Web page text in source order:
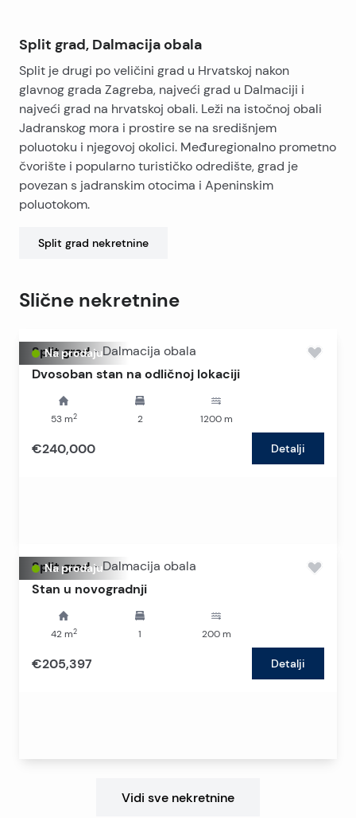
Split grad, Dalmacija obala
Split je drugi po veličini grad u Hrvatskoj nakon
glavnog grada Zagreba, najveći grad u Dalmaciji i
najveći grad na hrvatskoj obali. Leži na istočnoj obali
Jadranskog mora i prostire se na središnjem
poluotoku i njegovoj okolici. Međuregionalno prometno
čvorište i popularno turističko odredište, grad je
povezan s jadranskim otocima i Apeninskim
poluotokom.
Split grad nekretnine
Slične nekretnine
Na prodaju
Split grad - Dalmacija obala
Dvosoban stan na odličnoj lokaciji
53m2 2 1200m
€240,000 Detalji
Na prodaju
Split grad - Dalmacija obala
Stan u novogradnji
42m2 1 200m
€205,397 Detalji
Vidi sve nekretnine